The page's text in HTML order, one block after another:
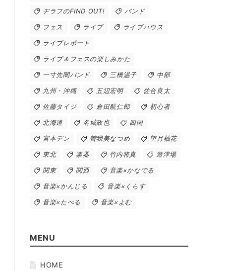
ヂラフのFIND OUT! バンド
フェス ライブ ライブハウス
ライブレポート
ライブ＆フェスの楽しみかた
一寸先闇バンド 三橋温子 中部
九州・沖縄 五辺宏明 佐合良太
佐藤タイジ 倉田航仁郎 初心者
北海道 名城政也 四国
宮本デン 曽我美なつめ 望月柚花
東北 楽器 竹内将真 遊津場
関東 関西 音楽×かなでる
音楽×かんじる 音楽×くらす
音楽×たべる 音楽×よむ
MENU
HOME